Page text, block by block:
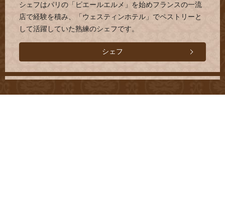
シェフはパリの「ピエールエルメ」を始めフランスの一流
店で経験を積み、「ウェスティンホテル」でペストリーと
して活躍していた熟練のシェフです。
シェフ